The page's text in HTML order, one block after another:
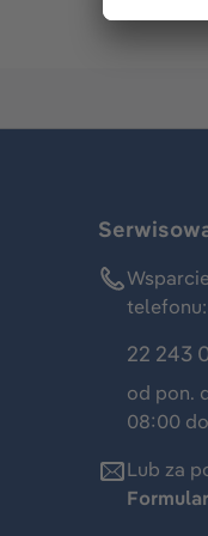
telefonu:
22 243
od pon.
08:00
Lub za